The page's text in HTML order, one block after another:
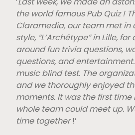
the world famous Pub Quiz !
Claramedia, our team met in
style, “L’Archétype” in Lille,
around fun trivia questions,
questions, and
music blind test. The
and we thoroughly enjoyed
moments. It was the first time
whole team could meet up.
time together!’